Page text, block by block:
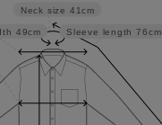
Sleeve length 76cm
Neck size 41cm
49cm